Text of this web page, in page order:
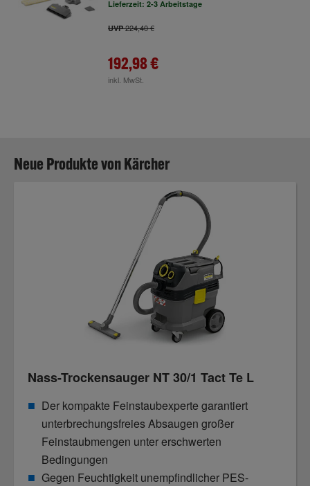
Lieferzeit: 2-3 Arbeitstage
UVP224,40 €
192,98 €
inkl. MwSt.
Neue Produkte von Kärcher
Nass-Trockensauger NT 30/1 Tact Te L
Der kompakte Feinstaubexperte garantiert
unterbrechungsfreies Absaugen großer
Feinstaubmengen unter erschwerten
Bedingungen
Gegen Feuchtigkeit unempfindlicher PES-